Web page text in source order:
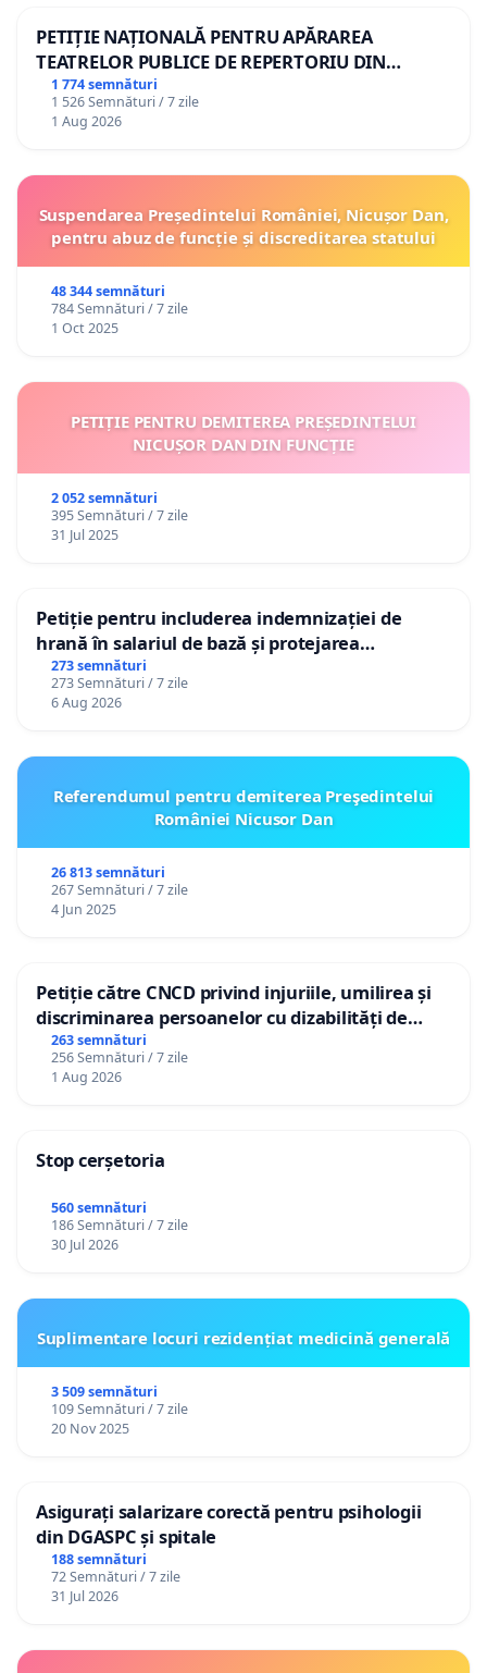
PETIȚIE NAȚIONALĂ PENTRU APĂRAREA
TEATRELOR PUBLICE DE REPERTORIU DIN
ROMÂNIA
1 774 semnături
1 526 Semnături / 7 zile
1 Aug 2026
Suspendarea Președintelui României, Nicușor Dan,
pentru abuz de funcție și discreditarea statului
48 344 semnături
784 Semnături / 7 zile
1 Oct 2025
PETIȚIE PENTRU DEMITEREA PREȘEDINTELUI
NICUȘOR DAN DIN FUNCȚIE
2 052 semnături
395 Semnături / 7 zile
31 Jul 2025
Petiție pentru includerea indemnizației de
hrană în salariul de bază și protejarea
gradațiilor de vechime pentru asistenții
personali
273 semnături
273 Semnături / 7 zile
6 Aug 2026
Referendumul pentru demiterea Preşedintelui
României Nicusor Dan
26 813 semnături
267 Semnături / 7 zile
4 Jun 2025
Petiție către CNCD privind injuriile, umilirea și
discriminarea persoanelor cu dizabilități de
către utilizatorul TikTok „Gorici”
263 semnături
256 Semnături / 7 zile
1 Aug 2026
Stop cerșetoria
560 semnături
186 Semnături / 7 zile
30 Jul 2026
Suplimentare locuri rezidențiat medicină generală
3 509 semnături
109 Semnături / 7 zile
20 Nov 2025
Asigurați salarizare corectă pentru psihologii
din DGASPC și spitale
188 semnături
72 Semnături / 7 zile
31 Jul 2026